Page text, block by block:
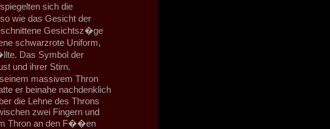
sich die
wie das Gesicht der
Gesichtsz�ge
schwarzrote Uniform,
Das Symbol der
und ihrer Stirn.
massivem Thron
er beinahe nachdenklich
die Lehne des Throns
zwei Fingern und
Thron an den F��en